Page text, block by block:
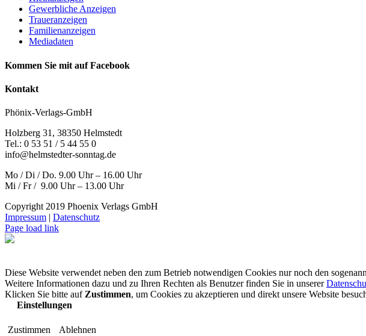
Gewerbliche Anzeigen
Traueranzeigen
Familienanzeigen
Mediadaten
Kommen Sie mit auf Facebook
Kontakt
Phönix-Verlags-GmbH
Holzberg 31, 38350 Helmstedt
Tel.: 0 53 51 / 5 44 55 0
info@helmstedter-sonntag.de
Mo / Di / Do. 9.00 Uhr – 16.00 Uhr
Mi / Fr / 9.00 Uhr – 13.00 Uhr
Copyright 2019 Phoenix Verlags GmbH
Impressum | Datenschutz
Page load link
Diese Website verwendet neben den zum Betrieb notwendigen Cookies nur noch den
Weitere Informationen dazu und zu Ihren Rechten als Benutzer finden Sie in unserer
Klicken Sie bitte auf Zustimmen, um Cookies zu akzeptieren und direkt unsere Website
Einstellungen
Zustimmen Ablehnen